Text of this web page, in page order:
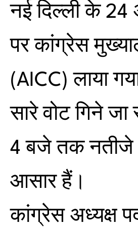
नई दिल्ली के 24
पर कांग्रेस
(AICC) लाया
सारे वोट गिने जा
4 बजे तक
आसार हैं।
कांग्रेस अध्यक्ष